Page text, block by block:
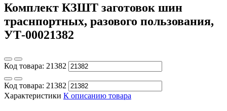
Комплект КЗШТ заготовок шин
траснпортных, разового пользования,
УТ-00021382
Код товара: 21382
Код товара: 21382
Характеристики К описанию товара